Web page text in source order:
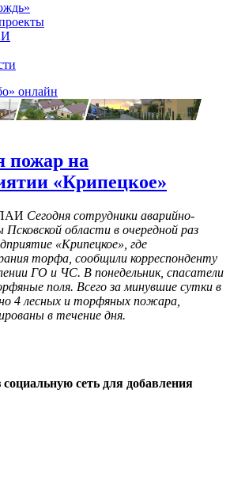
онлайн
пожар на
«Крипецкое»
ПАИ Сегодня сотрудники аварийно-
области в очередной раз
«Крипецкое», где
торфа, сообщили корреспонденту
ГО и ЧС. В понедельник, спасатели
поля. Всего за минувшие сутки в
4 лесных и торфяных пожара,
в течение дня.
социальную сеть для добавления